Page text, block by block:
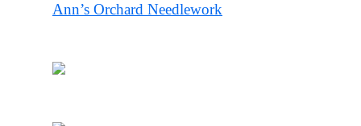
Ann’s Orchard Needlework